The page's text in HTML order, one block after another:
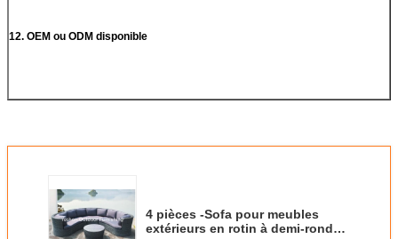
12. OEM ou ODM disponible
4 pièces -Sofa pour meubles
extérieurs en rotin à demi-ronde